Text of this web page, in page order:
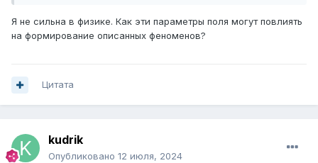
Я не сильна в физике. Как эти параметры поля могут повлиять
на формирование описанных феноменов?
Цитата
kudrik
Опубликовано 12 июля, 2024